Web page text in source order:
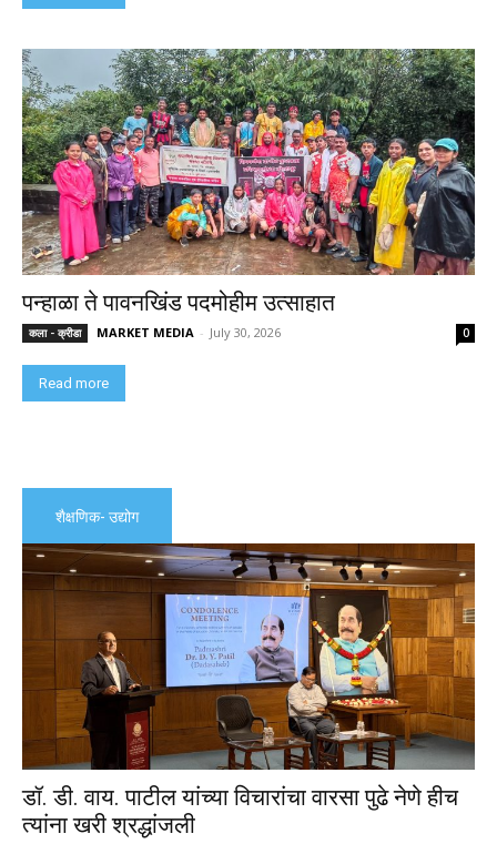
पन्हाळा ते पावनखिंड पदमोहीम उत्साहात
कला - क्रीडा MARKET MEDIA - July 30, 2026 0
Read more
शैक्षणिक- उद्योग
डॉ. डी. वाय. पाटील यांच्या विचारांचा वारसा पुढे नेणे हीच
त्यांना खरी श्रद्धांजली